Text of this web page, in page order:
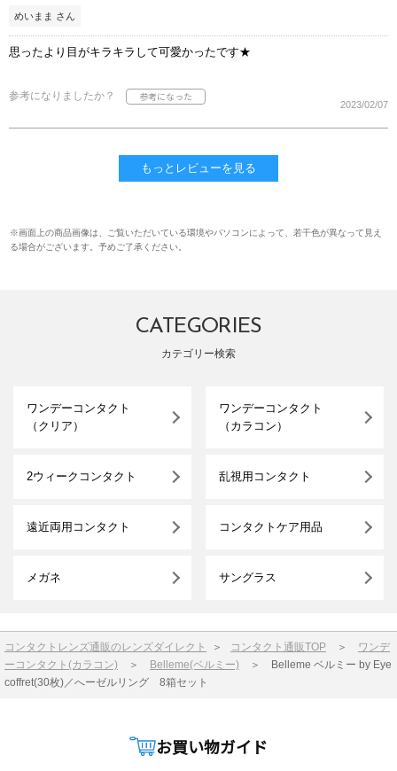
めいまま さん
思ったより目がキラキラして可愛かったです★
参考になりましたか？
2023/02/07
もっとレビューを見る
※画面上の商品画像は、ご覧いただいている環境やパソコンによって、若干色が異なって見え
る場合がございます。予めご了承ください。
CATEGORIES
カテゴリー検索
ワンデーコンタクト
（クリア）
ワンデーコンタクト
（カラコン）
2ウィークコンタクト 乱視用コンタクト
遠近両用コンタクト コンタクトケア用品
メガネ サングラス
コンタクトレンズ通販のレンズダイレクト ＞ コンタクト通販TOP ＞ ワンデ
ーコンタクト(カラコン) ＞ Belleme(ベルミー) ＞
Belleme ベルミー by Eye
coffret(30枚)／へーゼルリング 8箱セット
お買い物ガイド